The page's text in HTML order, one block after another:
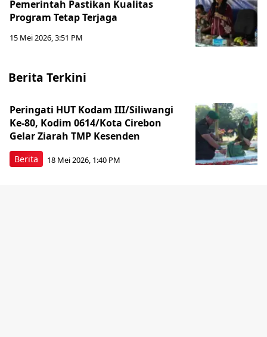
Pemerintah Pastikan Kualitas
Program Tetap Terjaga
15 Mei 2026, 3:51 PM
Berita Terkini
Berita
Peringati HUT Kodam III/Siliwangi
Ke-80, Kodim 0614/Kota Cirebon
Gelar Ziarah TMP Kesenden
18 Mei 2026, 1:40 PM